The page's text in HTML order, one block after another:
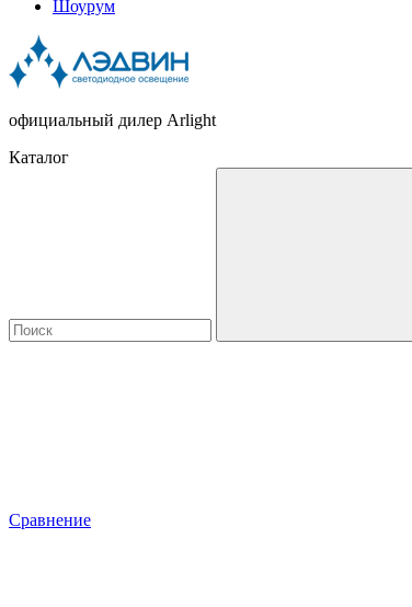
Шоурум
официальный дилер Arlight
Каталог
Сравнение